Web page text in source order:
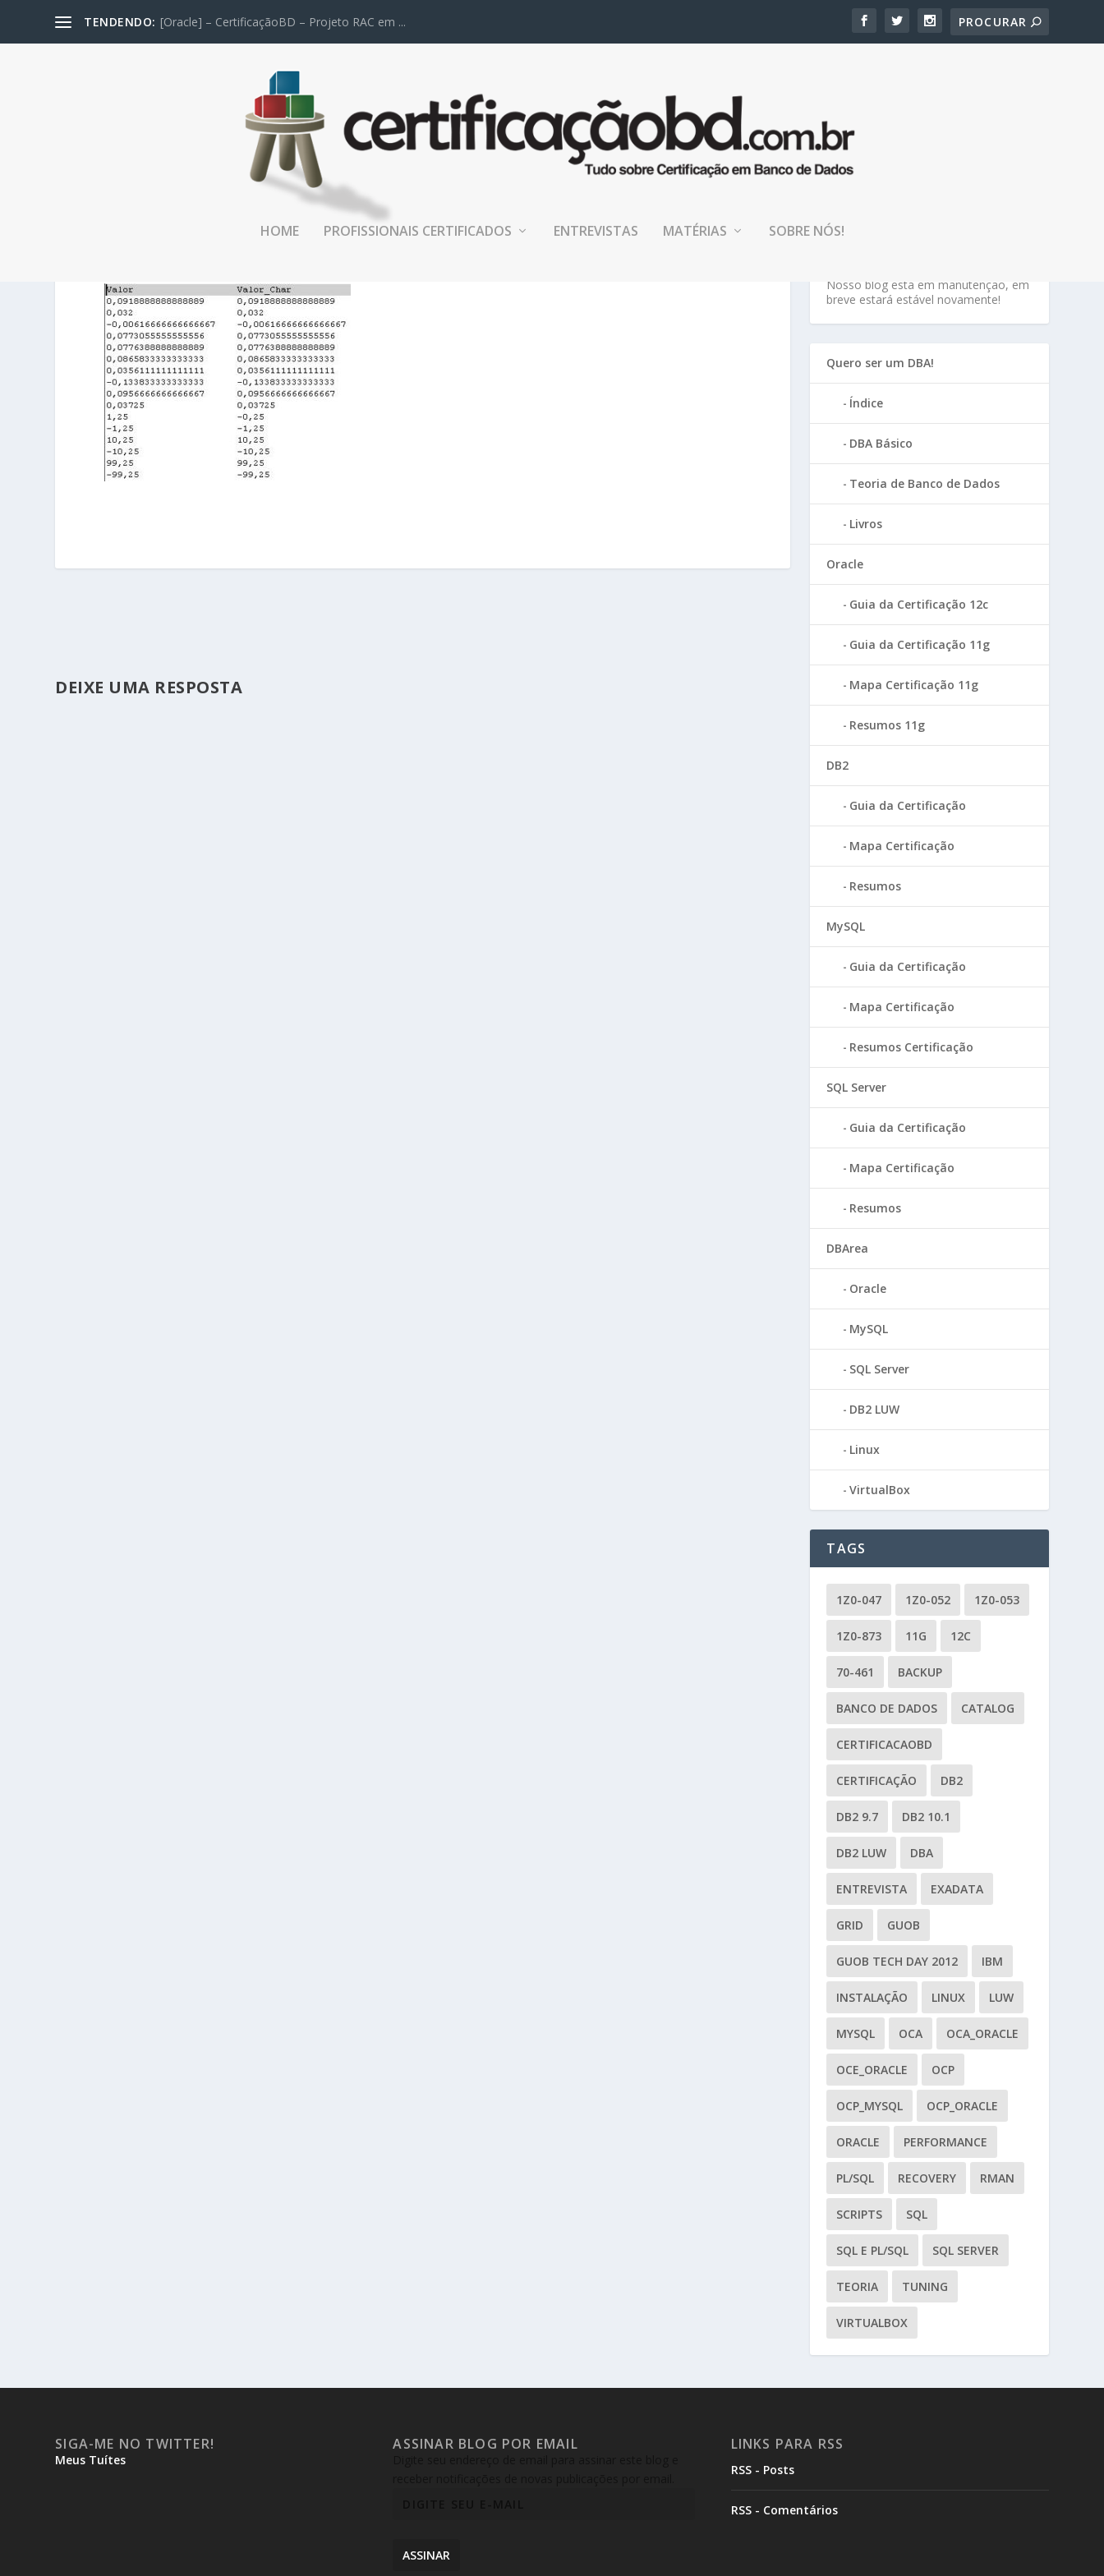
TENDENDO: [Oracle] – CertificaçãoBD – Projeto RAC em ...
HOME PROFISSIONAIS CERTIFICADOS ENTREVISTAS MATÉRIAS SOBRE NÓS!
RESULTADO_SELECT_3
DEIXE UMA RESPOSTA
Nosso blog está em manutenção, em
breve estará estável novamente!
Quero ser um DBA!
Índice
DBA Básico
Teoria de Banco de Dados
Livros
Oracle
Guia da Certificação 12c
Guia da Certificação 11g
Mapa Certificação 11g
Resumos 11g
DB2
Guia da Certificação
Mapa Certificação
Resumos
MySQL
Guia da Certificação
Mapa Certificação
Resumos Certificação
SQL Server
Guia da Certificação
Mapa Certificação
Resumos
DBArea
Oracle
MySQL
SQL Server
DB2 LUW
Linux
VirtualBox
TAGS
1Z0-047 1Z0-052 1Z0-053
1Z0-873 11G 12C
70-461 BACKUP
BANCO DE DADOS CATALOG
CERTIFICACAOBD
CERTIFICAÇÃO DB2
DB2 9.7 DB2 10.1
DB2 LUW DBA
ENTREVISTA EXADATA
GRID GUOB
GUOB TECH DAY 2012 IBM
INSTALAÇÃO LINUX LUW
MYSQL OCA OCA_ORACLE
OCE_ORACLE OCP
OCP_MYSQL OCP_ORACLE
ORACLE PERFORMANCE
PL/SQL RECOVERY RMAN
SCRIPTS SQL
SQL E PL/SQL SQL SERVER
TEORIA TUNING
VIRTUALBOX
SIGA-ME NO TWITTER!
Meus Tuítes
ASSINAR BLOG POR EMAIL
ASSINAR
LINKS PARA RSS
RSS - Posts
RSS - Comentários